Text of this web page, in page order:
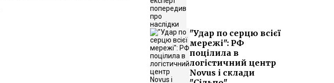
"Удар по серцю всієї
мережі": РФ
поцілила в
логістичний центр
Novus і склади